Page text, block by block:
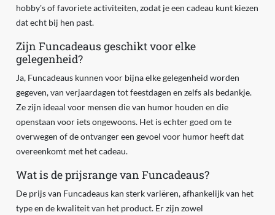
hobby's of favoriete activiteiten, zodat je een cadeau kunt kiezen
dat echt bij hen past.
Zijn Funcadeaus geschikt voor elke
gelegenheid?
Ja, Funcadeaus kunnen voor bijna elke gelegenheid worden
gegeven, van verjaardagen tot feestdagen en zelfs als bedankje.
Ze zijn ideaal voor mensen die van humor houden en die
openstaan voor iets ongewoons. Het is echter goed om te
overwegen of de ontvanger een gevoel voor humor heeft dat
overeenkomt met het cadeau.
Wat is de prijsrange van Funcadeaus?
De prijs van Funcadeaus kan sterk variëren, afhankelijk van het
type en de kwaliteit van het product. Er zijn zowel